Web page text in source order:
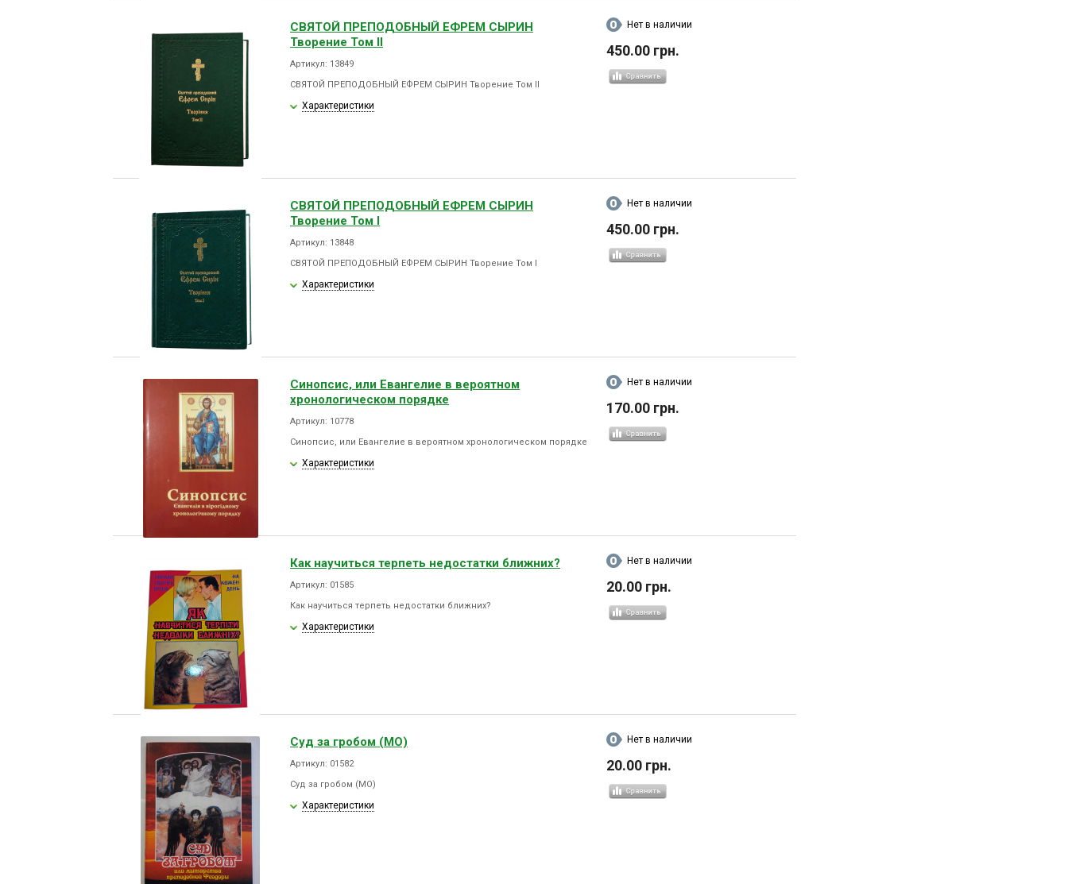
СВЯТОЙ ПРЕПОДОБНЫЙ ЕФРЕМ СЫРИН
Творение Том lІ
Артикул: 13849
СВЯТОЙ ПРЕПОДОБНЫЙ ЕФРЕМ СЫРИН Творение Том lІ
Характеристики
Нет в наличии
450.00 грн.
СВЯТОЙ ПРЕПОДОБНЫЙ ЕФРЕМ СЫРИН
Творение Том l
Артикул: 13848
СВЯТОЙ ПРЕПОДОБНЫЙ ЕФРЕМ СЫРИН Творение Том l
Характеристики
Нет в наличии
450.00 грн.
Синопсис, или Евангелие в вероятном
хронологическом порядке
Артикул: 10778
Синопсис, или Евангелие в вероятном хронологическом порядке
Характеристики
Нет в наличии
170.00 грн.
Как научиться терпеть недостатки ближних?
Артикул: 01585
Как научиться терпеть недостатки ближних?
Характеристики
Нет в наличии
20.00 грн.
Суд за гробом (МО)
Артикул: 01582
Суд за гробом (МО)
Характеристики
Нет в наличии
20.00 грн.